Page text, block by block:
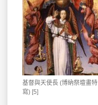
基督與天使長 (博納祭壇畫特
寫) [5]